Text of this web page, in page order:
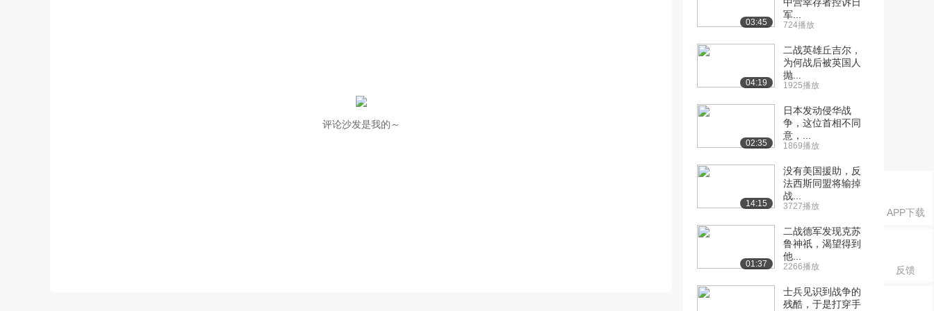
APP下载
反馈
评论沙发是我的～
03:45
军...
724播放
04:19
二战英雄丘吉尔，
为何战后被英国人
抛...
1925播放
02:35
日本发动侵华战
争，这位首相不同
意，...
1869播放
14:15
没有美国援助，反
法西斯同盟将输掉
战...
3727播放
01:37
二战德军发现克苏
鲁神祇，渴望得到
他...
2266播放
士兵见识到战争的
残酷，于是打穿手